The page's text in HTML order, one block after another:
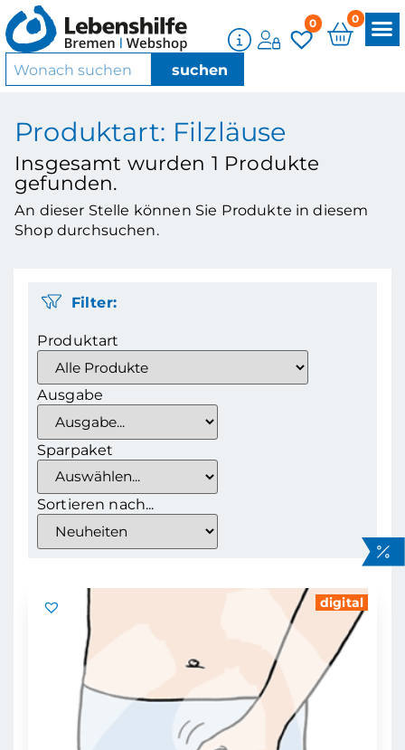
0 0
Produktart: Filzläuse
Insgesamt wurden 1 Produkte
gefunden.
An dieser Stelle können Sie Produkte in diesem
Shop durchsuchen.
Filter:
Produktart
Ausgabe
Sparpaket
Sortieren nach...
digital